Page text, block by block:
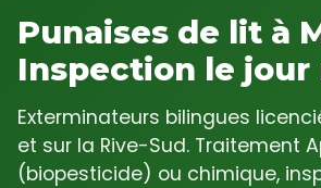
Punaises de lit à
Inspection le jour
Exterminateurs bilingues
et sur la Rive-Sud. Traitement
(biopesticide) ou chimique,